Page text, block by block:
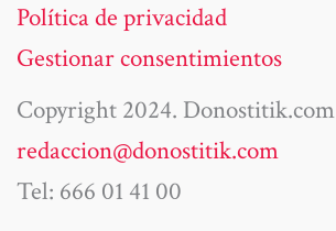
Política de privacidad
Gestionar consentimientos
Copyright 2024. Donostitik.com
redaccion@donostitik.com
Tel: 666 01 41 00